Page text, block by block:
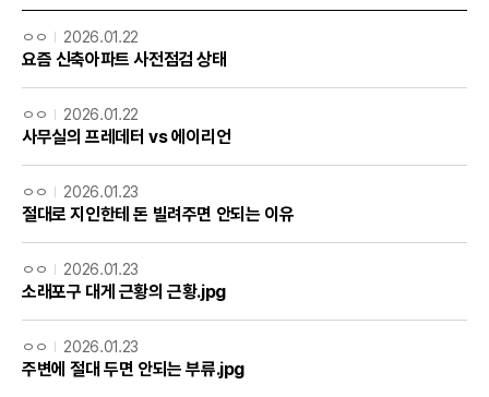
ㅇㅇ 2026.01.22
요즘 신축아파트 사전점검 상태
ㅇㅇ 2026.01.22
사무실의 프레데터 vs 에이리언
ㅇㅇ 2026.01.23
절대로 지인한테 돈 빌려주면 안되는 이유
ㅇㅇ 2026.01.23
소래포구 대게 근황의 근황.jpg
ㅇㅇ 2026.01.23
주변에 절대 두면 안되는 부류.jpg